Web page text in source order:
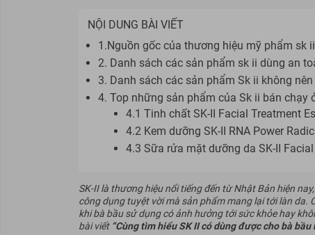
NỘI DUNG BÀI VIẾT
1.Nguồn gốc của thương hiệu mỹ phẩm sk ii
2. Danh sách các sản phẩm sk ii dùng an
3. Danh sách các sản phẩm Sk ii không
4. Top những sản phẩm của Sk ii bán chạy
4.1 Tinh chất SK-II Facial Treatment
4.2 Kem dưỡng SK-II RNA Power
4.3 Sữa rửa mặt dưỡng da SK-II
SK-II là thương hiệu nổi tiếng đến từ Nhật Bản hiện
công dụng tuyệt vời mà sản phẩm mang lại tới làn da.
khi bà bầu sử dụng có ảnh hưởng tới sức khỏe hay
bài viết “Cùng tìm hiểu SK II có dùng được cho bà bầu